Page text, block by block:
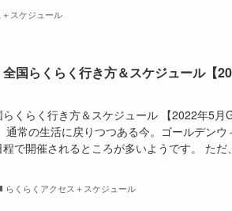
スケジュール
国らくらく行き方＆スケジュール【
くらく行き方＆スケジュール 【2022年5月
常の生活に戻りつつある今。ゴールデンウ
で開催されるところが多いようです。 ただ、
らくらくアクセス＋スケジュール